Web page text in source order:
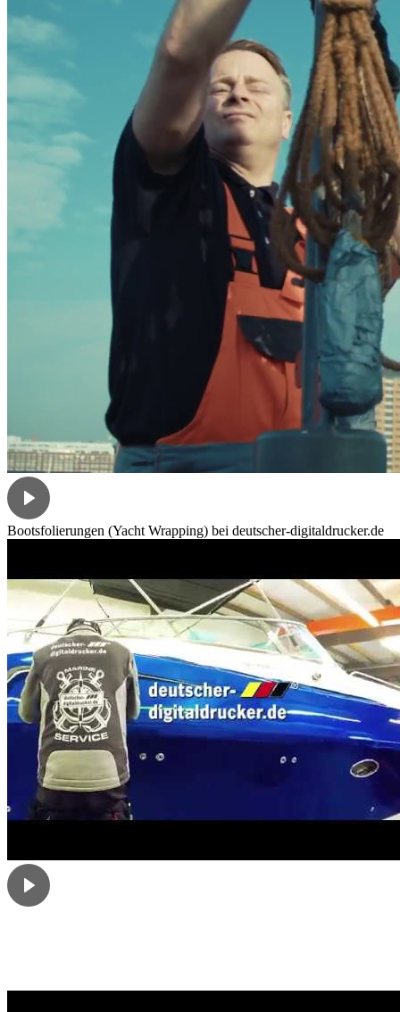
Bootsfolierungen (Yacht Wrapping) bei deutscher-digitaldrucker.de